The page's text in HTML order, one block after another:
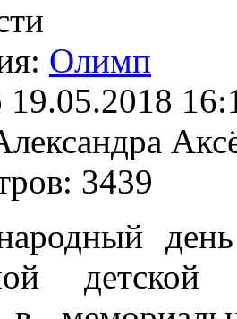
Олимп
19.05.2018
3439